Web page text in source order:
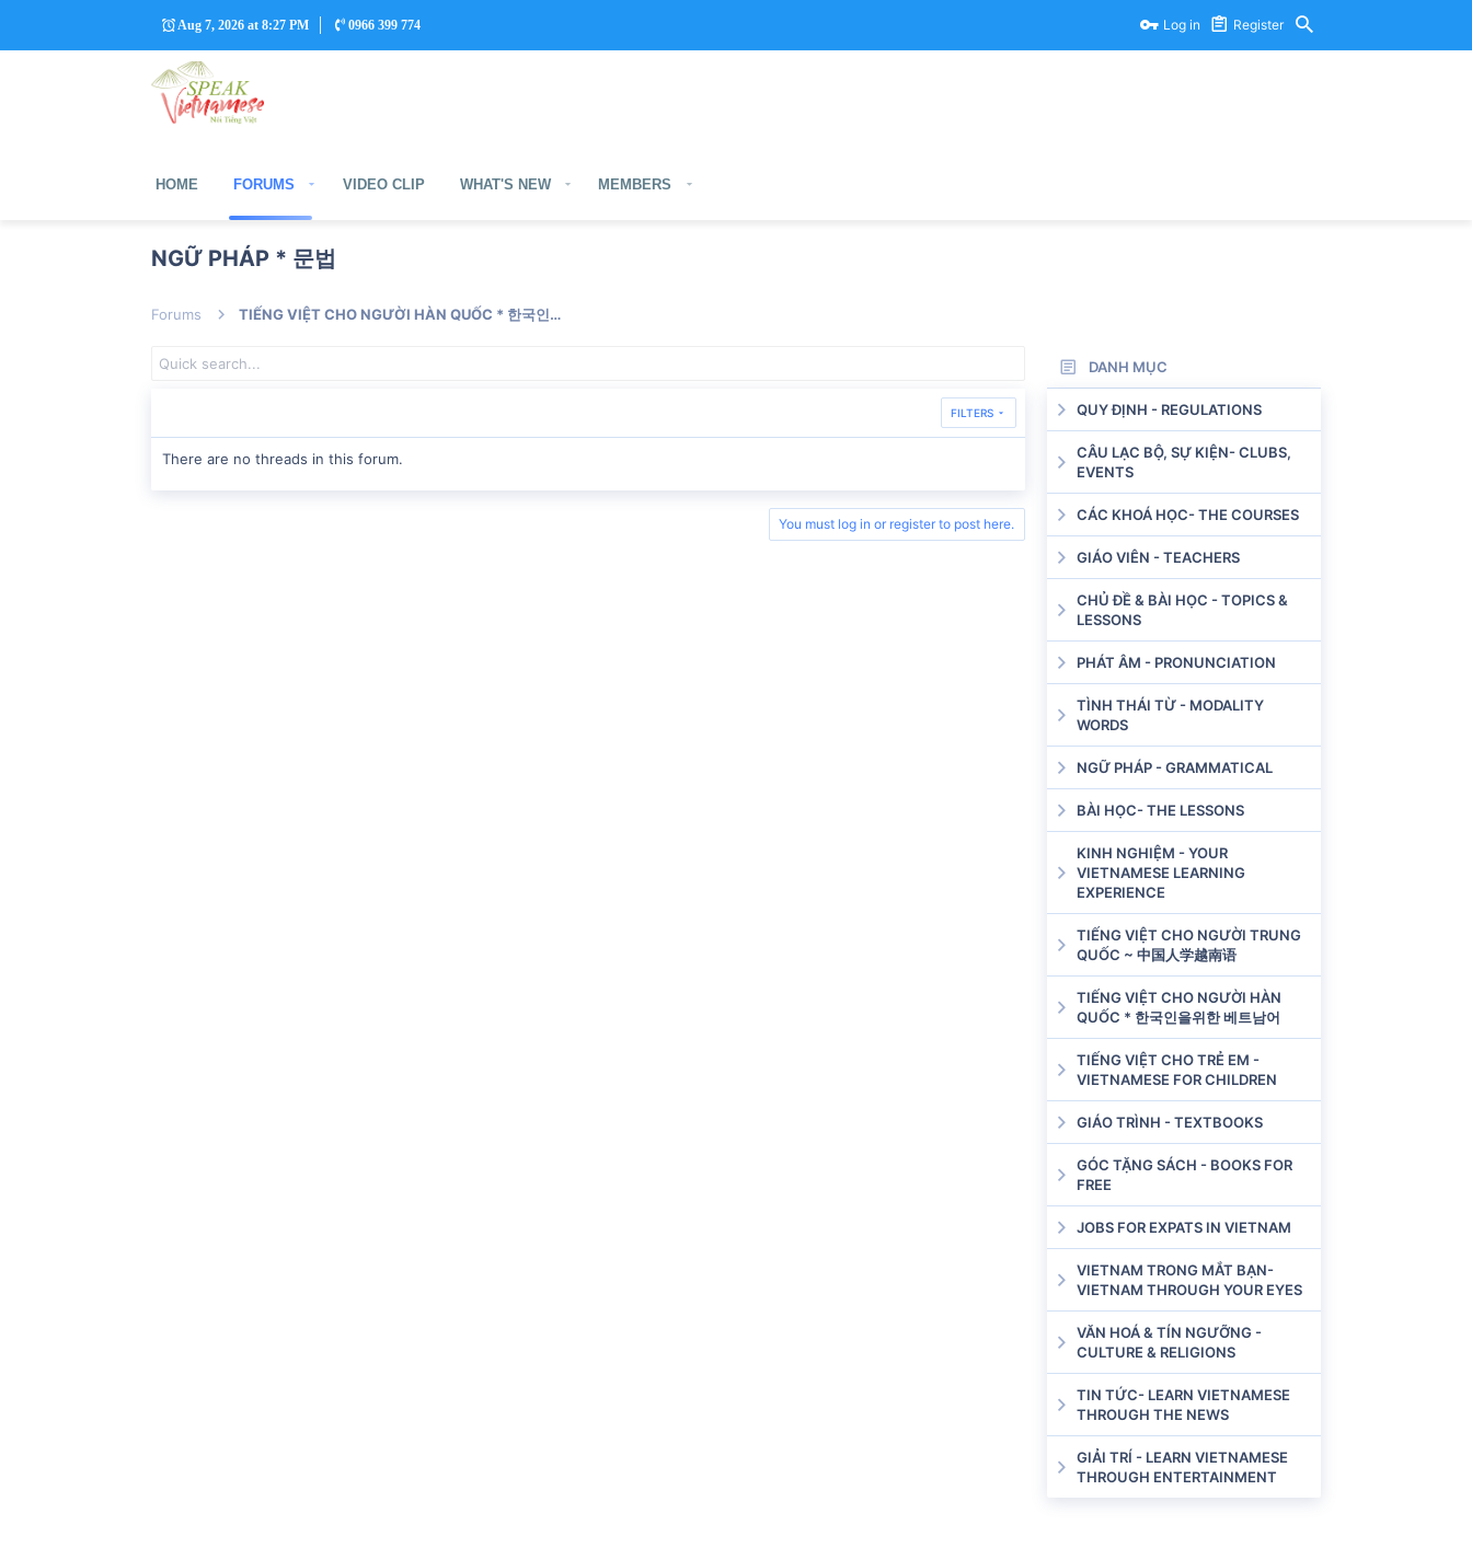
Aug 7, 2026 at 8:27 PM 0966 399 774 Log in Register
HOME FORUMS VIDEO CLIP WHAT'S NEW MEMBERS
NGỮ PHÁP * 문법
Forums TIẾNG VIỆT CHO NGƯỜI HÀN QUỐC * 한국인을위한 베트남어
FILTERS
There are no threads in this forum.
You must log in or register to post here.
DANH MỤC
QUY ĐỊNH - REGULATIONS
CÂU LẠC BỘ, SỰ KIỆN- CLUBS,
EVENTS
CÁC KHOÁ HỌC- THE COURSES
GIÁO VIÊN - TEACHERS
CHỦ ĐỀ & BÀI HỌC - TOPICS &
LESSONS
PHÁT ÂM - PRONUNCIATION
TÌNH THÁI TỪ - MODALITY
WORDS
NGỮ PHÁP - GRAMMATICAL
BÀI HỌC- THE LESSONS
KINH NGHIỆM - YOUR
VIETNAMESE LEARNING
EXPERIENCE
TIẾNG VIỆT CHO NGƯỜI TRUNG
QUỐC ~ 中国人学越南语
TIẾNG VIỆT CHO NGƯỜI HÀN
QUỐC * 한국인을위한 베트남어
TIẾNG VIỆT CHO TRẺ EM -
VIETNAMESE FOR CHILDREN
GIÁO TRÌNH - TEXTBOOKS
GÓC TẶNG SÁCH - BOOKS FOR
FREE
JOBS FOR EXPATS IN VIETNAM
VIETNAM TRONG MẮT BẠN-
VIETNAM THROUGH YOUR EYES
VĂN HOÁ & TÍN NGƯỠNG -
CULTURE & RELIGIONS
TIN TỨC- LEARN VIETNAMESE
THROUGH THE NEWS
GIẢI TRÍ - LEARN VIETNAMESE
THROUGH ENTERTAINMENT